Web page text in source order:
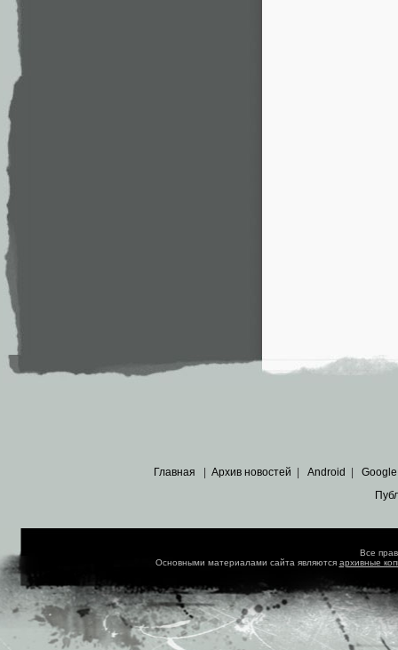
Главная Архив новостей Android Google
Все
Основными материалами сайта являются архивные